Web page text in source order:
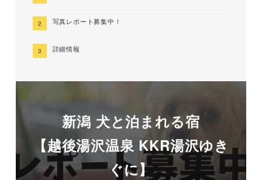
写真レポート募集中！
詳細情報
新潟 犬と泊まれる宿
【越後湯沢温泉 KKR湯沢ゆき
ぐに】